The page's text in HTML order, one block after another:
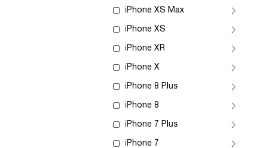
iPhone XS Max
iPhone XS
iPhone XR
iPhone X
iPhone 8 Plus
iPhone 8
iPhone 7 Plus
iPhone 7